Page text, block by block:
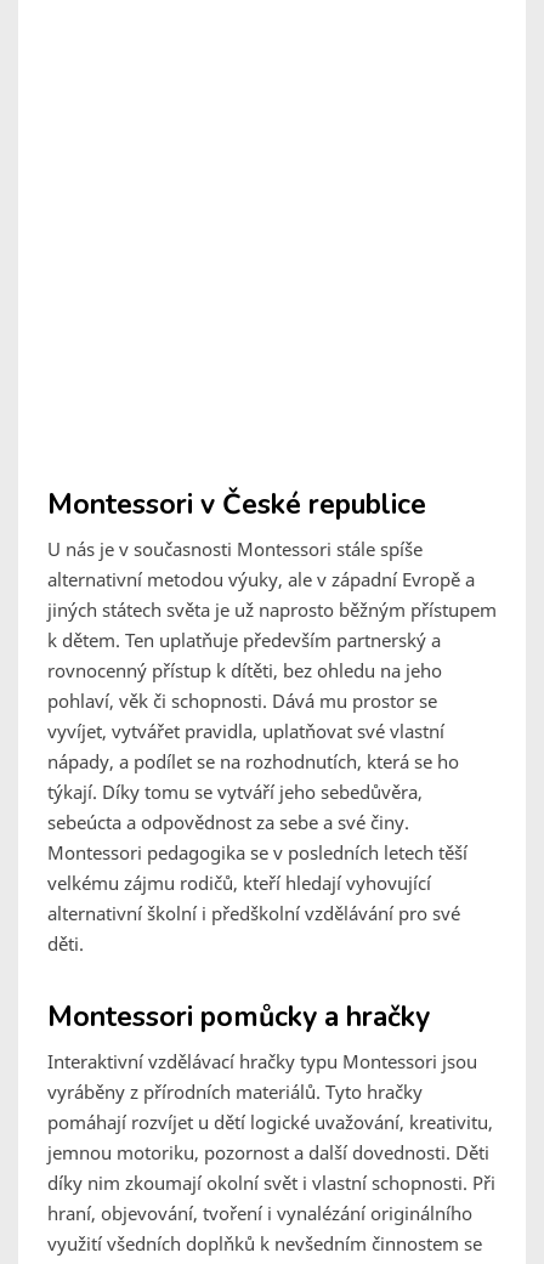
Montessori v České republice
U nás je v současnosti Montessori stále spíše
alternativní metodou výuky, ale v západní Evropě a
jiných státech světa je už naprosto běžným přístupem
k dětem. Ten uplatňuje především partnerský a
rovnocenný přístup k dítěti, bez ohledu na jeho
pohlaví, věk či schopnosti. Dává mu prostor se
vyvíjet, vytvářet pravidla, uplatňovat své vlastní
nápady, a podílet se na rozhodnutích, která se ho
týkají. Díky tomu se vytváří jeho sebedůvěra,
sebeúcta a odpovědnost za sebe a své činy.
Montessori pedagogika se v posledních letech těší
velkému zájmu rodičů, kteří hledají vyhovující
alternativní školní i předškolní vzdělávání pro své
děti.
Montessori pomůcky a hračky
Interaktivní vzdělávací hračky typu Montessori jsou
vyráběny z přírodních materiálů. Tyto hračky
pomáhají rozvíjet u dětí logické uvažování, kreativitu,
jemnou motoriku, pozornost a další dovednosti. Děti
díky nim zkoumají okolní svět i vlastní schopnosti. Při
hraní, objevování, tvoření i vynalézání originálního
využití všedních doplňků k nevšedním činnostem se